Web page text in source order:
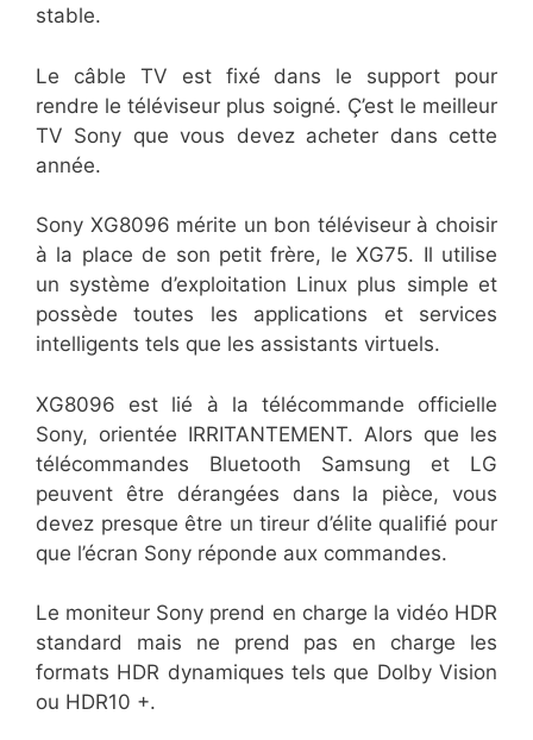
stable.
Le câble TV est fixé dans le support pour
rendre le téléviseur plus soigné. Ç’est le meilleur
TV Sony que vous devez acheter dans cette
année.
Sony XG8096 mérite un bon téléviseur à choisir
à la place de son petit frère, le XG75. Il utilise
un système d’exploitation Linux plus simple et
possède toutes les applications et services
intelligents tels que les assistants virtuels.
XG8096 est lié à la télécommande officielle
Sony, orientée IRRITANTEMENT. Alors que les
télécommandes Bluetooth Samsung et LG
peuvent être dérangées dans la pièce, vous
devez presque être un tireur d’élite qualifié pour
que l’écran Sony réponde aux commandes.
Le moniteur Sony prend en charge la vidéo HDR
standard mais ne prend pas en charge les
formats HDR dynamiques tels que Dolby Vision
ou HDR10 +.